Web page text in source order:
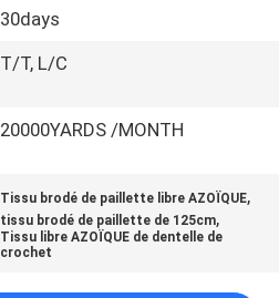
30days
T/T, L/C
20000YARDS /MONTH
Tissu brodé de paillette libre AZOÏQUE,
tissu brodé de paillette de 125cm,
Tissu libre AZOÏQUE de dentelle de
crochet